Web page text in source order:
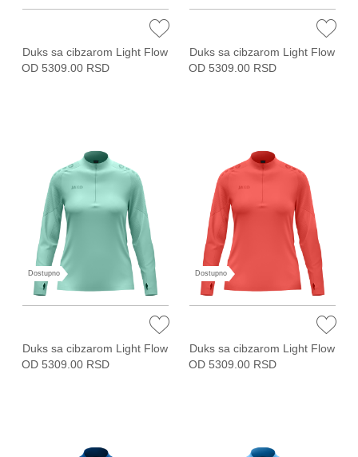
Duks sa cibzarom Light Flow
OD 5309.00 RSD
Duks sa cibzarom Light Flow
OD 5309.00 RSD
Dostupno
Duks sa cibzarom Light Flow
OD 5309.00 RSD
Dostupno
Duks sa cibzarom Light Flow
OD 5309.00 RSD